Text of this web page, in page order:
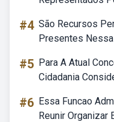
#4 São Recursos
Presentes Nessa
#5 Para A Atual
Cidadania
#6 Essa Funcao
Reunir Organizar